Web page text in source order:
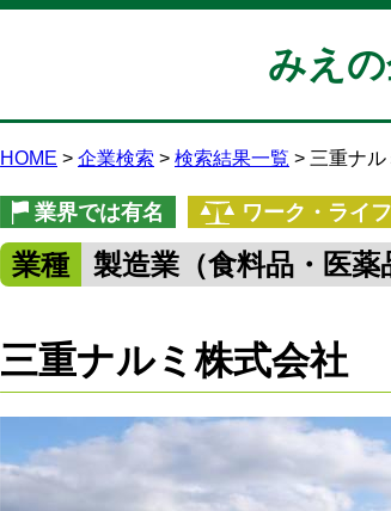
みえ
HOME 企業検索 検索結果一覧 三重ナ
業界では有名 ワーク・ライ
業種 製造業（食料品・医薬
三重ナルミ株式会社